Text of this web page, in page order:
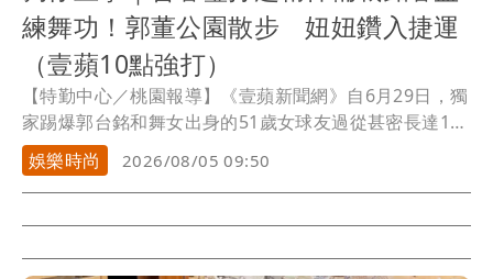
練舞功！郭董公園散步 妞妞鑽入捷運
（壹蘋10點強打）
【特勤中心／桃園報導】《壹蘋新聞網》自6月29日，獨
家踢爆郭台銘和舞女出身的51歲女球友過從甚密長達1
年，外界關心郭董家人過得好嗎？事發1個多月後，始終
未公開露面的曾馨瑩，被《壹蘋》連日直擊，乘坐專屬
凌志保母車到東區TDC偶像表演學院及桃園玉山街影視
基地練舞，曾馨瑩一身酷帥嘻哈裝扮，頗有女團風格展
現大將之風，從下午3點練到深夜11點半，夫人經過風暴
娛樂時尚 2026/08/05 09:50